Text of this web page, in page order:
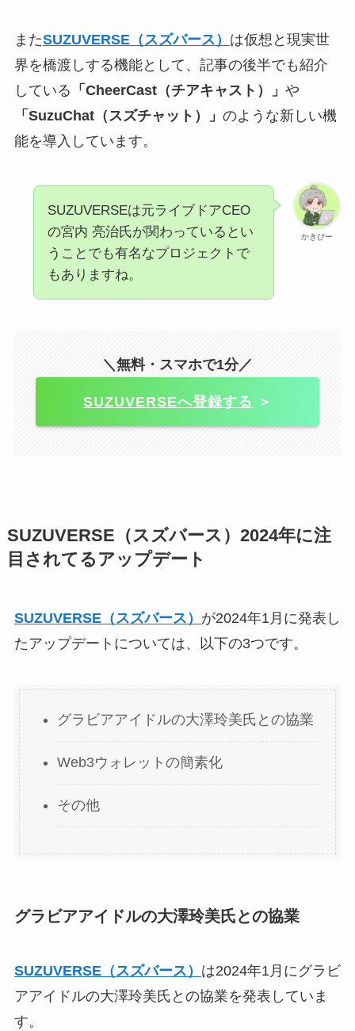
またSUZUVERSE（スズバース） は仮想と現実世
界を橋渡しする機能として、記事の後半でも紹介
している 「CheerCast（チアキャスト）」 や
「SuzuChat（スズチャット）」 のような新しい機
能を導入しています。
かきぴー
SUZUVERSEは元ライブドアCEO
の宮内 亮治氏が関わっているとい
うことでも有名なプロジェクトで
もありますね。
＼無料・スマホで1分／
SUZUVERSEへ登録する ＞
SUZUVERSE（スズバース）2024年に注
目されてるアップデート
SUZUVERSE（スズバース） が2024年1月に発表し
たアップデートについては、以下の3つです。
グラビアアイドルの大澤玲美氏との協業
Web3ウォレットの簡素化
その他
グラビアアイドルの大澤玲美氏との協業
SUZUVERSE（スズバース） は2024年1月にグラビ
アアイドルの大澤玲美氏との協業を発表していま
す。